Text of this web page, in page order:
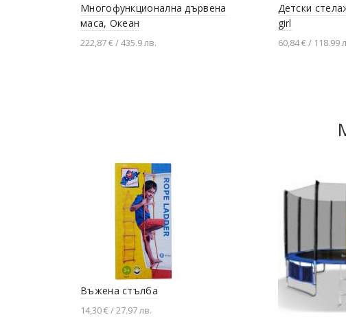
Многофункционална дървена
маса, Океан
222,87 € / 435.9 лв.
Детски
girl
60,84 € / 118.99
Въжена стълба
14,30 € / 27.97 лв.